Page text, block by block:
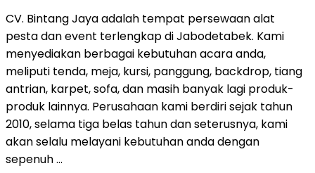
CV. Bintang Jaya adalah tempat persewaan alat
pesta dan event terlengkap di Jabodetabek. Kami
menyediakan berbagai kebutuhan acara anda,
meliputi tenda, meja, kursi, panggung, backdrop, tiang
antrian, karpet, sofa, dan masih banyak lagi produk-
produk lainnya. Perusahaan kami berdiri sejak tahun
2010, selama tiga belas tahun dan seterusnya, kami
akan selalu melayani kebutuhan anda dengan
sepenuh …